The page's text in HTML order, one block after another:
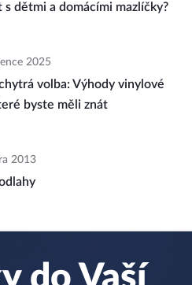
s dětmi a domácími mazlíčky?
2025
volba: Výhody vinylové
byste měli znát
2013